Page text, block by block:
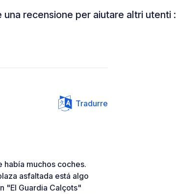
una recensione per aiutare altri utenti :
Tradurre
muchos coches.
asfaltada está algo
"El Guardia Calçots"